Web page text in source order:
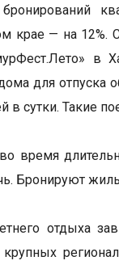
бронирований
крае — на 12%.
в
для отпуска
в сутки. Такие
время
Бронируют
отдыха